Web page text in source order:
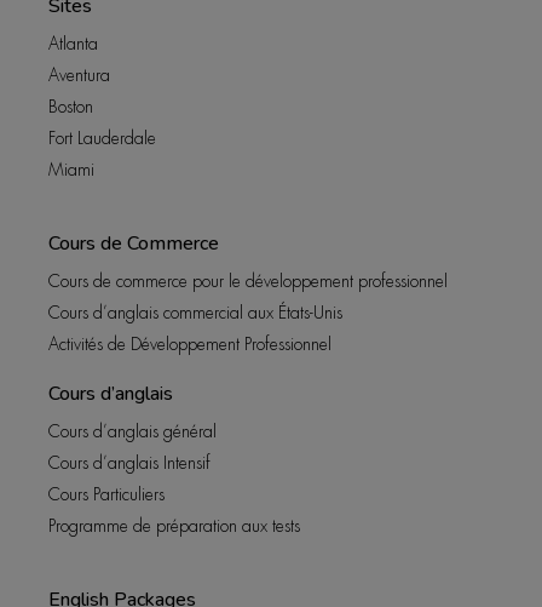
Sites
Atlanta
Aventura
Boston
Fort Lauderdale
Miami
Cours de Commerce
Cours de commerce pour le développement professionnel
Cours d’anglais commercial aux États-Unis
Activités de Développement Professionnel
Cours d’anglais
Cours d’anglais général
Cours d’anglais Intensif
Cours Particuliers
Programme de préparation aux tests
English Packages